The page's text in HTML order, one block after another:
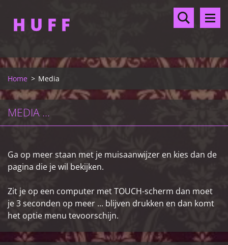
H U F F
Home > Media
MEDIA ...
Ga op meer staan met je muisaanwijzer en kies dan de
pagina die je wil bekijken.
Zit je op een computer met TOUCH-scherm dan moet
je 3 seconden op meer ... blijven drukken en dan komt
het optie menu tevoorschijn.